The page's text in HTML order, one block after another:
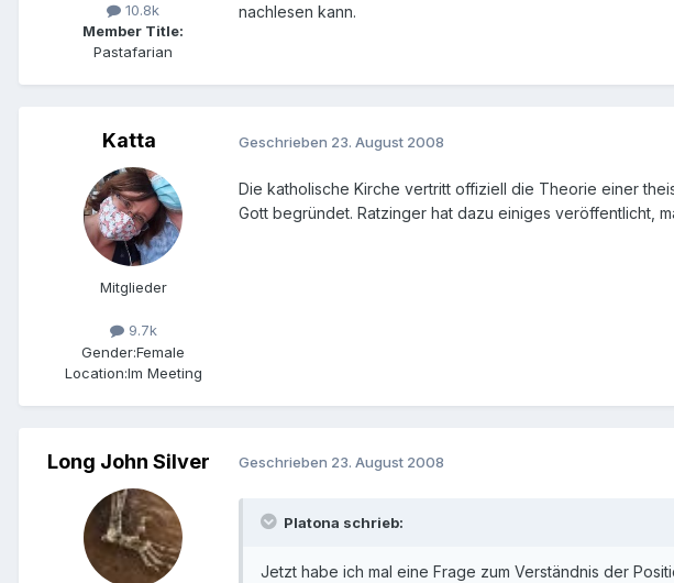
10.8k
Member Title:
Pastafarian
nachlesen kann.
Katta
Mitglieder
9.7k
Gender:Female
Location:Im Meeting
Geschrieben 23. August 2008
Die katholische Kirche vertritt offiziell die Theorie einer
Gott begründet. Ratzinger hat dazu einiges veröffentlicht,
Long John Silver Geschrieben 23. August 2008
Platona schrieb:
Jetzt habe ich mal eine Frage zum Verständnis der